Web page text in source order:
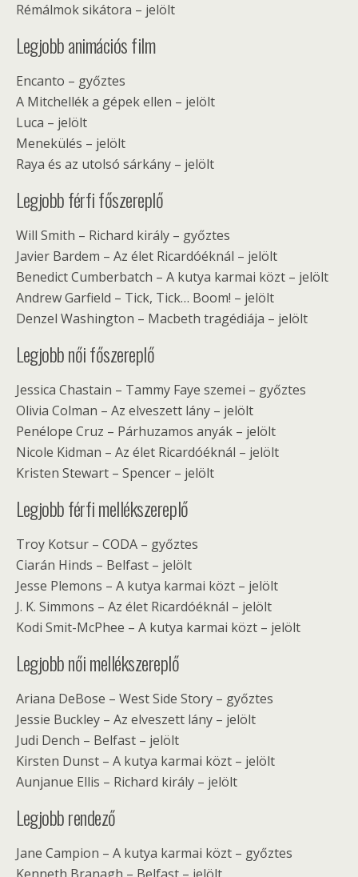
Rémálmok sikátora – jelölt
Legjobb animációs film
Encanto – győztes
A Mitchellék a gépek ellen – jelölt
Luca – jelölt
Menekülés – jelölt
Raya és az utolsó sárkány – jelölt
Legjobb férfi főszereplő
Will Smith – Richard király – győztes
Javier Bardem – Az élet Ricardóéknál – jelölt
Benedict Cumberbatch – A kutya karmai közt – jelölt
Andrew Garfield – Tick, Tick… Boom! – jelölt
Denzel Washington – Macbeth tragédiája – jelölt
Legjobb női főszereplő
Jessica Chastain – Tammy Faye szemei – győztes
Olivia Colman – Az elveszett lány – jelölt
Penélope Cruz – Párhuzamos anyák – jelölt
Nicole Kidman – Az élet Ricardóéknál – jelölt
Kristen Stewart – Spencer – jelölt
Legjobb férfi mellékszereplő
Troy Kotsur – CODA – győztes
Ciarán Hinds – Belfast – jelölt
Jesse Plemons – A kutya karmai közt – jelölt
J. K. Simmons – Az élet Ricardóéknál – jelölt
Kodi Smit-McPhee – A kutya karmai közt – jelölt
Legjobb női mellékszereplő
Ariana DeBose – West Side Story – győztes
Jessie Buckley – Az elveszett lány – jelölt
Judi Dench – Belfast – jelölt
Kirsten Dunst – A kutya karmai közt – jelölt
Aunjanue Ellis – Richard király – jelölt
Legjobb rendező
Jane Campion – A kutya karmai közt – győztes